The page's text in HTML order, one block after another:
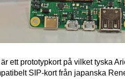
ett prototypkort på vilket tyska
SIP-kort från japanska